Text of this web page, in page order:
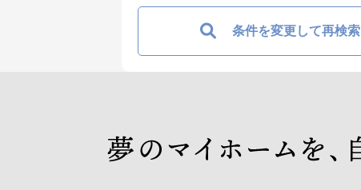
条件を変更して再検索